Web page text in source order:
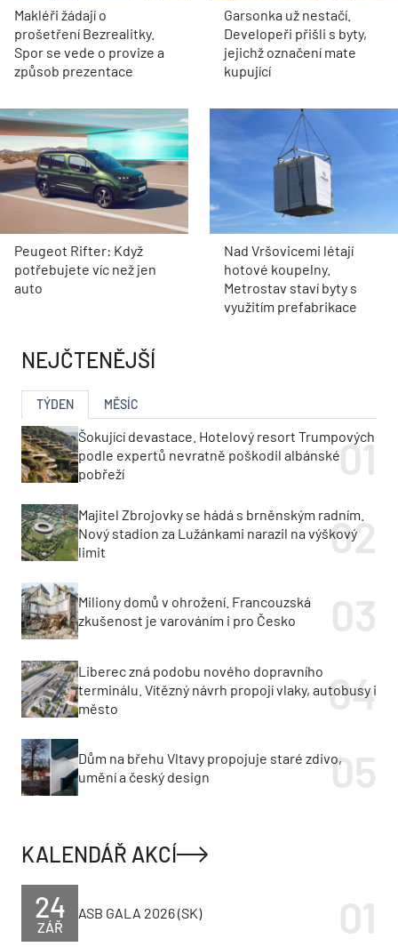
Makléři žádají o
prošetření Bezrealitky.
Spor se vede o provize a
způsob prezentace
Garsonka už nestačí.
Developeři přišli s byty,
jejichž označení mate
kupující
Peugeot Rifter: Když
potřebujete víc než jen
auto
Nad Vršovicemi létají
hotové koupelny.
Metrostav staví byty s
využitím prefabrikace
NEJČTENĚJŠÍ
TÝDEN MĚSÍC
Šokující devastace. Hotelový resort Trumpových
podle expertů nevratně poškodil albánské
pobřeží
Majitel Zbrojovky se hádá s brněnským radním.
Nový stadion za Lužánkami narazil na výškový
limit
Miliony domů v ohrožení. Francouzská
zkušenost je varováním i pro Česko
Liberec zná podobu nového dopravního
terminálu. Vítězný návrh propojí vlaky, autobusy i
město
Dům na břehu Vltavy propojuje staré zdivo,
umění a český design
KALENDÁŘ AKCÍ
ZÁŘ
24 ASB GALA 2026 (SK)